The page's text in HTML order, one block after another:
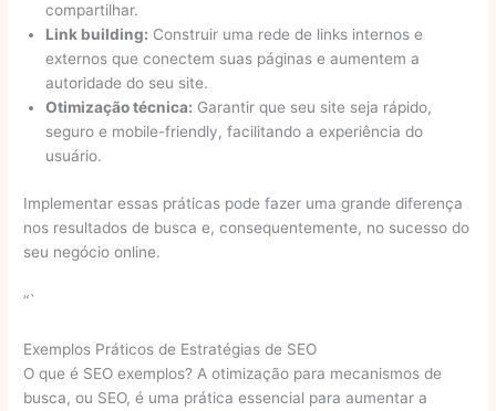
compartilhar.
Link building: Construir uma rede de links internos e
externos que conectem suas páginas e aumentem a
autoridade do seu site.
Otimização técnica: Garantir que seu site seja rápido,
seguro e mobile-friendly, facilitando a experiência do
usuário.
Implementar essas práticas pode fazer uma grande diferença
nos resultados de busca e, consequentemente, no sucesso do
seu negócio online.
“`
Exemplos Práticos de Estratégias de SEO
O que é SEO exemplos? A otimização para mecanismos de
busca, ou SEO, é uma prática essencial para aumentar a